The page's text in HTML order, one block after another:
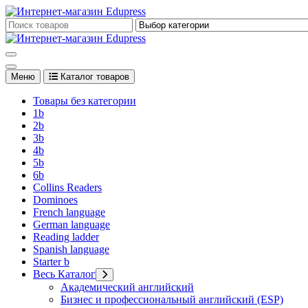
Перейти
к
содержимому
Edupress Uzbekistan, Edupress Узбекистан, книги, учебники на
Меню Каталог товаров
Товары без категории
1b
2b
3b
4b
5b
6b
Collins Readers
Dominoes
French language
German language
Reading ladder
Spanish language
Starter b
Весь Каталог
Академический английский
Бизнес и профессиональный английский (ESP)